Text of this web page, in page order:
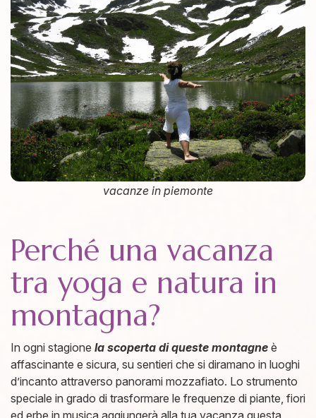
vacanze in piemonte
Perché una vacanza
tra yoga e natura in
montagna?
In ogni stagione la scoperta di queste montagne è
affascinante e sicura, su sentieri che si diramano in luoghi
d’incanto attraverso panorami mozzafiato. Lo strumento
speciale in grado di trasformare le frequenze di piante, fiori
ed erbe in musica aggiungerà alla tua vacanza questa